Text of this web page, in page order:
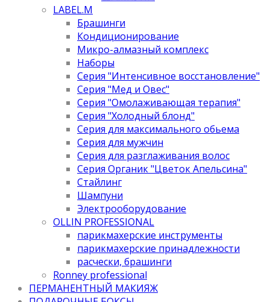
LABEL.M
Брашинги
Кондиционирование
Микро-алмазный комплекс
Наборы
Серия "Интенсивное восстановление"
Серия "Мед и Овес"
Серия "Омолаживающая терапия"
Серия "Холодный блонд"
Серия для максимального обьема
Серия для мужчин
Серия для разглаживания волос
Серия Органик "Цветок Апельсина"
Стайлинг
Шампуни
Электрооборудование
OLLIN PROFESSIONAL
парикмахерские инструменты
парикмахерские принадлежности
расчески, брашинги
Ronney professional
ПЕРМАНЕНТНЫЙ МАКИЯЖ